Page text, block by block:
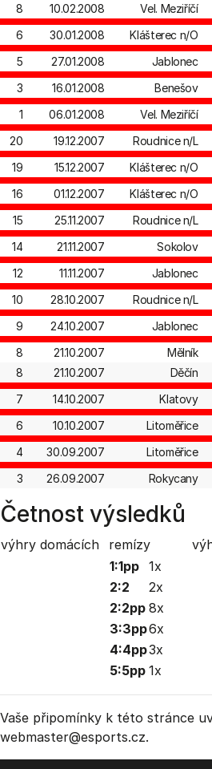
8
10.02.2008 Vel. Meziříčí
6
30.01.2008 Klášterec n/O
5
27.01.2008 Jablonec
3
16.01.2008 Benešov
1
06.01.2008 Vel. Meziříčí
20
19.12.2007 Roudnice n/L
19
15.12.2007 Klášterec n/O
16
01.12.2007 Klášterec n/O
15
25.11.2007 Roudnice n/L
14
21.11.2007 Sokolov
12
11.11.2007 Jablonec
10
28.10.2007 Roudnice n/L
9
24.10.2007 Jablonec
8
21.10.2007 Mělník
8
21.10.2007 Děčín
7
14.10.2007 Klatovy
6
10.10.2007 Litoměřice
4
30.09.2007 Litoměřice
3
26.09.2007 Rokycany
Četnost výsledků
výhry domácích remízy
1:1pp 1x
2:2
2x
2:2pp 8x
3:3pp6x
4:4pp3x
5:5pp 1x
Vaše připomínky k této stránce
webmaster@esports.cz.